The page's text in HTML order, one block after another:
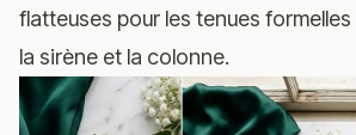
flatteuses pour les tenues
la sirène et la colonne.